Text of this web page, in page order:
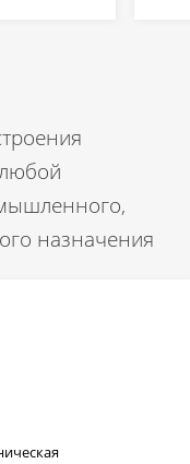
назначения